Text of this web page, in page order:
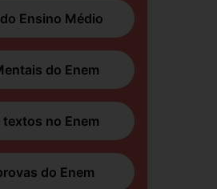
Ensino Médio
do Enem
no Enem
do Enem